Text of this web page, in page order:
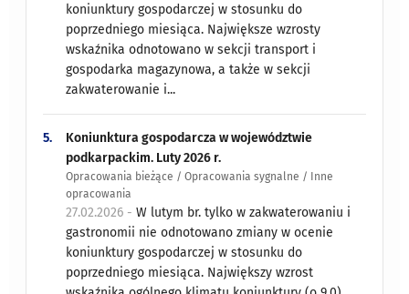
koniunktury gospodarczej w stosunku do
poprzedniego miesiąca. Największe wzrosty
wskaźnika odnotowano w sekcji transport i
gospodarka magazynowa, a także w sekcji
zakwaterowanie i...
5.
Koniunktura gospodarcza w województwie
podkarpackim. Luty 2026 r.
Opracowania bieżące / Opracowania sygnalne / Inne
opracowania
27.02.2026 -W lutym br. tylko w zakwaterowaniu i
gastronomii nie odnotowano zmiany w ocenie
koniunktury gospodarczej w stosunku do
poprzedniego miesiąca. Największy wzrost